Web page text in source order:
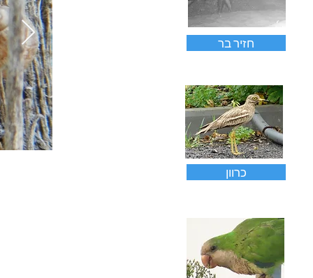
כרוון
חזיר בר